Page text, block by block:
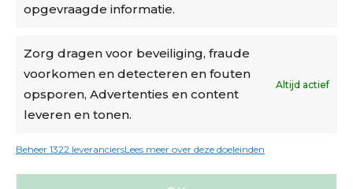
opgevraagde informatie.
Zorg dragen voor beveiliging, fraude
voorkomen en detecteren en fouten
opsporen, Advertenties en content
leveren en tonen.
Altijd actief
Beheer 1322 leveranciersLees meer over deze doeleinden
Accountinstellingen
Verzending
€6,50-€7,50 via Bpost